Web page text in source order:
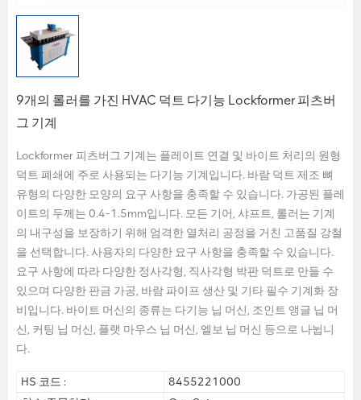
9개의 롤러를 가진 HVAC 덕트 다기능 Lockformer 피츠버
그 기계
Lockformer 피츠버그 기계는 플레이트 연결 및 바이트 처리의 원형
덕트 폐쇄에 주로 사용되는 다기능 기계입니다. 바람 덕트 제조 뼈
유형의 다양한 모양의 요구 사항을 충족할 수 있습니다. 가공된 플레
이트의 두께는 0.4-1.5mm입니다. 모든 기어, 샤프트, 롤러는 기계
의 내구성을 보장하기 위해 엄격한 열처리 공정을 거친 고품질 강철
을 선택합니다. 사용자의 다양한 요구 사항을 충족할 수 있습니다.
요구 사항에 따라 다양한 정사각형, 직사각형 박판 덕트로 만들 수
있으며 다양한 판금 가공, 바람 파이프 생산 및 기타 필수 기계화 장
비입니다. 바이트 머신의 종류는 다기능 닙 머신, 조인트 앵글 닙 머
신, 커팅 닙 머신, 플랫 마우스 닙 머신, 엘보 닙 머신 등으로 나뉩니
다.
HS 코드 :
8455221000